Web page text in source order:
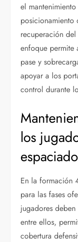
el
recuperación
enfoque permite
pase y
apoyar a los
control durante
los
En la formación
para las fases
jugadores
entre ellos,
cobertura